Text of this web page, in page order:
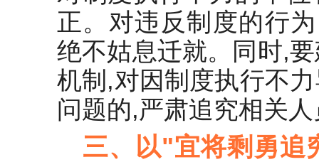
正。对违反制度的行
绝不姑息迁就。同时,
机制,对因制度执行不
问题的,严肃追究相关
三、以"宜将剩勇追